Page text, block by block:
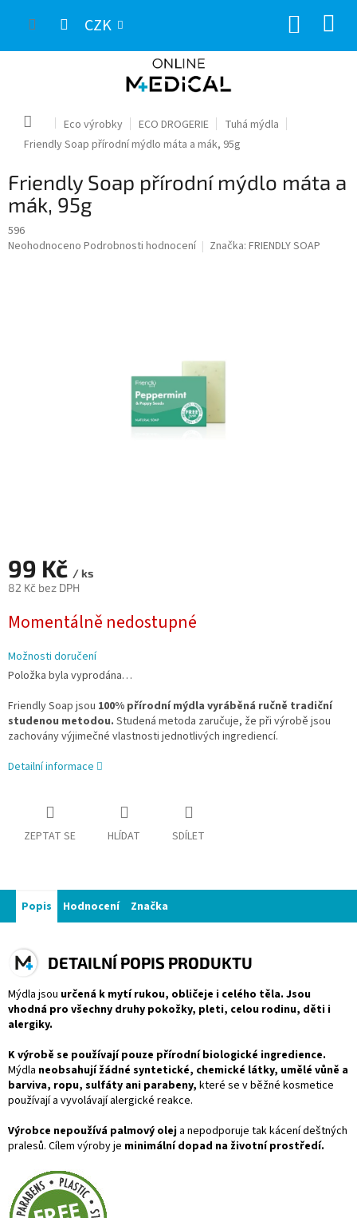
CZK
Domů Eco výrobky ECO DROGERIE
Tuhá mýdla
Friendly Soap přírodní mýdlo máta a mák, 95g
Friendly Soap přírodní mýdlo máta a
mák, 95g
596
Průměrné
Neohodnoceno Podrobnosti hodnocení Značka: FRIENDLY SOAP
99 Kč / ks
82 Kč bez DPH
cena:
Momentálně nedostupné
Možnosti doručení
Položka byla vyprodána…
Friendly Soap jsou 100% přírodní mýdla vyráběná ručně tradiční
studenou metodou. Studená metoda zaručuje, že při výrobě jsou
zachovány výjimečné vlastnosti jednotlivých ingrediencí.
Detailní informace
ZEPTAT SE HLÍDAT SDÍLET
Popis Hodnocení Značka
DETAILNÍ POPIS PRODUKTU
Mýdla jsou určená k mytí rukou, obličeje i celého těla. Jsou
vhodná pro všechny druhy pokožky, pleti, celou rodinu, děti i
alergiky.
K výrobě se používají pouze přírodní biologické ingredience.
Mýdla neobsahují žádné syntetické, chemické látky, umělé vůně a
barviva, ropu, sulfáty ani parabeny, které se v běžné kosmetice
používají a vyvolávají alergické reakce.
Výrobce nepoužívá palmový olej a nepodporuje tak kácení deštných
pralesů. Cílem výroby je minimální dopad na životní prostředí.